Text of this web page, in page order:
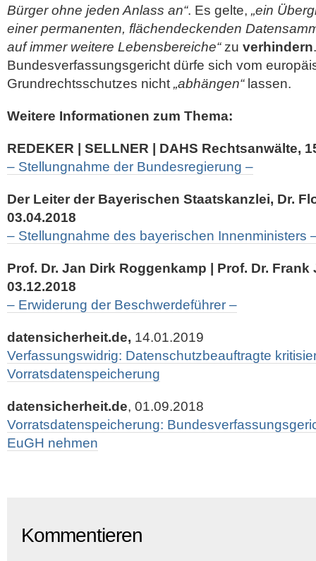
Bürger ohne jeden Anlass an“. Es gelte, „ein
einer permanenten, flächendeckenden
auf immer weitere Lebensbereiche“zu verhindern
Bundesverfassungsgericht dürfe sich vom
Grundrechtsschutzes nicht „abhängen“lassen.
Weitere Informationen zum Thema:
REDEKER | SELLNER | DAHS Rechtsanwälte,
– Stellungnahme der Bundesregierung –
Der Leiter der Bayerischen Staatskanzlei, Dr.
03.04.2018
– Stellungnahme des bayerischen Innenministers
Prof. Dr. Jan Dirk Roggenkamp | Prof. Dr. Frank
03.12.2018
– Erwiderung der Beschwerdeführer –
datensicherheit.de, 14.01.2019
Verfassungswidrig: Datenschutzbeauftragte
Vorratsdatenspeicherung
datensicherheit.de, 01.09.2018
Vorratsdatenspeicherung:
EuGH nehmen
Kommentieren